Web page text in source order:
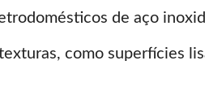
de aço
como superfícies